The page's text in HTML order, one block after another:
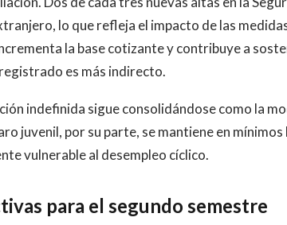
lo que refleja el impacto de las
la base cotizante y contribuye a
es más indirecto.
indefinida sigue consolidándose como la
juvenil, por su parte, se mantiene en
vulnerable al desempleo cíclico.
para el segundo semestre